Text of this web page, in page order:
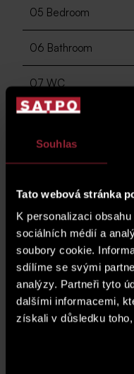
Souhlas
Tato webová stránka
K personalizaci
sociálních médií a
soubory cookie.
sdílíme se svými
analýzy. Partneři tyto
dalšími informacemi,
získali v důsledku
05 Bedroom
06 Bathroom
07 WC
total area
floor plan